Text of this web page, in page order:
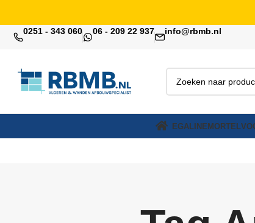
0251 - 343 060 06 - 209 22 937 info@rbmb.nl
EGALINEMORTEL